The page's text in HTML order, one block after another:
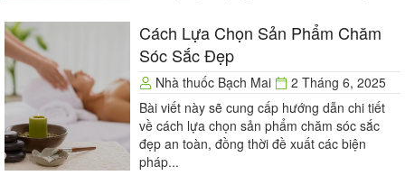
Cách Lựa Chọn Sản Phẩm Chăm
Sóc Sắc Đẹp
Nhà thuốc Bạch Mai
2 Tháng 6, 2025
Bài viết này sẽ cung cấp hướng dẫn chi tiết
về cách lựa chọn sản phẩm chăm sóc sắc
đẹp an toàn, đồng thời đề xuất các biện
pháp...